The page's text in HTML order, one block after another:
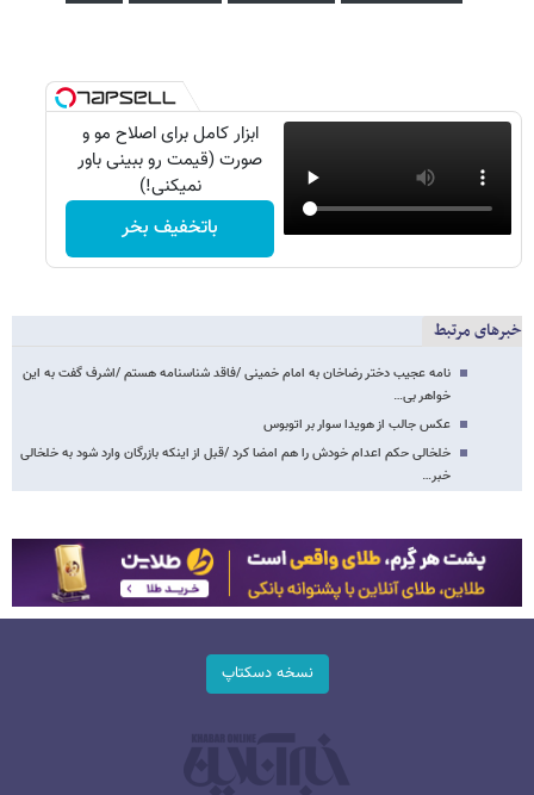
ابزار کامل برای اصلاح مو و
صورت (قیمت رو ببینی باور
نمیکنی!)
باتخفیف بخر
خبرهای مرتبط
نامه عجیب دختر رضاخان به امام خمینی /فاقد شناسنامه هستم /اشرف گفت به این
خواهر بی…
عکس جالب از هویدا سوار بر اتوبوس
خلخالی حکم اعدام خودش را هم امضا کرد /قبل از اینکه بازرگان وارد شود به خلخالی
خبر…
نسخه دسکتاپ